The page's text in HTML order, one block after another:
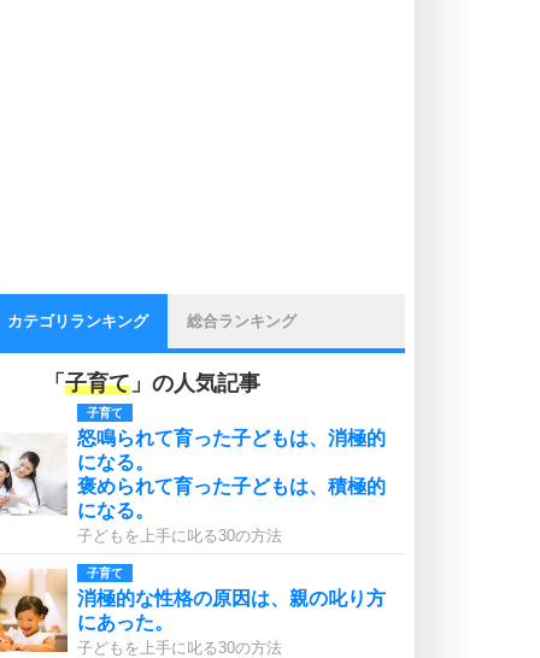
カテゴリランキング 総合ランキング
「 子育て 」の人気記事
子育て
怒鳴られて育った子どもは、消極的
になる。
褒められて育った子どもは、積極的
になる。
子どもを上手に叱る30の方法
子育て
消極的な性格の原因は、親の叱り方
にあった。
子どもを上手に叱る30の方法